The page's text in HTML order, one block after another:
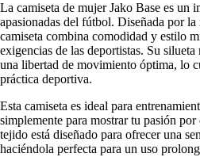
La camiseta de mujer Jako Base es un
apasionadas del fútbol. Diseñada por la
camiseta combina comodidad y estilo
exigencias de las deportistas. Su
una libertad de movimiento óptima, lo
práctica deportiva.
Esta camiseta es ideal para
simplemente para mostrar tu pasión
tejido está diseñado para ofrecer una
haciéndola perfecta para un uso